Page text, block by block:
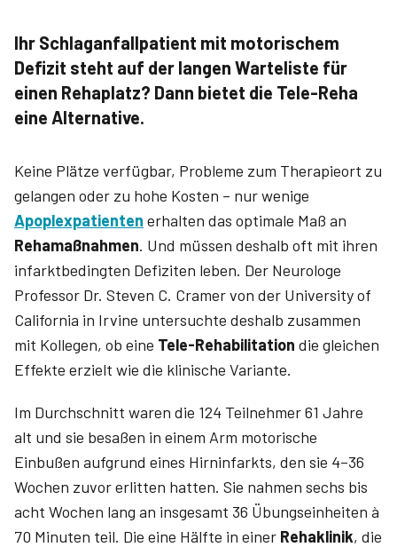
Ihr Schlaganfallpatient mit motorischem
Defizit steht auf der langen Warteliste für
einen Rehaplatz? Dann bietet die Tele-Reha
eine Alternative.
Keine Plätze verfügbar, Probleme zum Therapieort zu
gelangen oder zu hohe Kosten – nur wenige
Apoplexpatienten erhalten das optimale Maß an
Rehamaßnahmen. Und müssen deshalb oft mit ihren
infarktbedingten Defiziten leben. Der Neurologe
Professor Dr. Steven C. Cramer von der University of
California in Irvine untersuchte deshalb zusammen
mit Kollegen, ob eine Tele-Rehabilitation die gleichen
Effekte erzielt wie die klinische Variante.
Im Durchschnitt waren die 124 Teilnehmer 61 Jahre
alt und sie besaßen in einem Arm motorische
Einbußen aufgrund eines Hirninfarkts, den sie 4–36
Wochen zuvor erlitten hatten. Sie nahmen sechs bis
acht Wochen lang an insgesamt 36 Übungseinheiten à
70 Minuten teil. Die eine Hälfte in einer Rehaklinik, die